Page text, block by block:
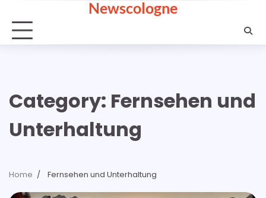
content
Newscologne
Category: Fernsehen und
Unterhaltung
Home Fernsehen und Unterhaltung